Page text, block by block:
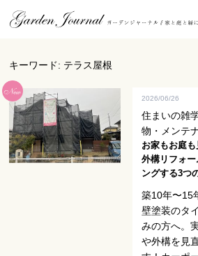
キーワード: テラス屋根
2026/06/26
住まいの雑
物・メンテ
お家もお庭
外構リフォ
ングする3つ
築10年〜15
壁塗装のタ
みの方へ。
や外構を見